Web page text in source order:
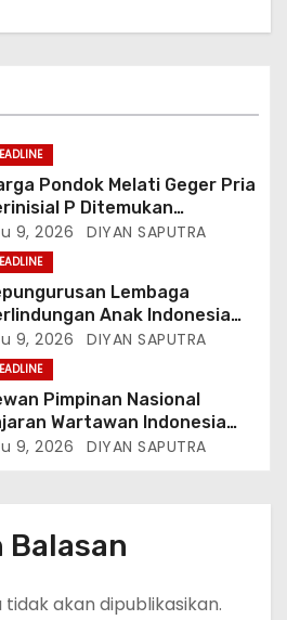
Pondok Melati Geger Pria
P Ditemukan
Diduga Akibat
Hutang
9, 2026 DIYAN SAPUTRA
Lembaga
Anak Indonesia
Periode 2026-2031
Wakil Kordinator
Tim Reaksi Cepat
Perempuan Anak
TRCPPA) Muhammad
Mengapresiasi Dan Beri
9, 2026 DIYAN SAPUTRA
Pimpinan Nasional
Wartawan Indonesia
JWI) Menggelar Rapat
9, 2026 DIYAN SAPUTRA
akan dipublikasikan.